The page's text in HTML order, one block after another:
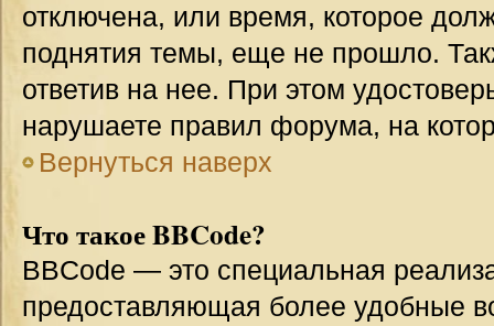
отключена, или время, которое
поднятия темы, еще не прошло.
ответив на нее. При этом
нарушаете правил форума, на
Вернуться наверх
Что такое BBCode?
BBCode — это специальная
предоставляющая более удобные